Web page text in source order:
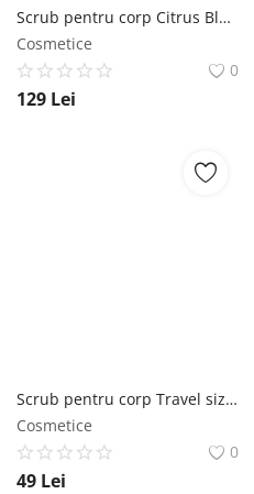
Scrub pentru corp Citrus Blossom SABON
Cosmetice
0
129 Lei
Scrub pentru corp Travel size Gentleman SABON
Cosmetice
0
49 Lei